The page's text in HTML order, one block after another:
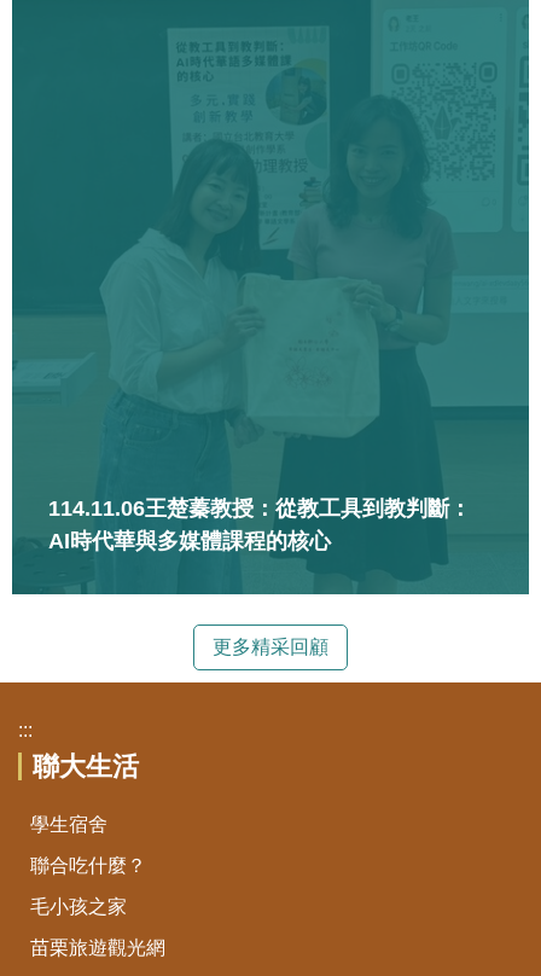
114.11.06王楚蓁教授：從教工具到教判斷：
AI時代華與多媒體課程的核心
更多精采回顧
:::
聯大生活
學生宿舍
聯合吃什麼？
毛小孩之家
苗栗旅遊觀光網